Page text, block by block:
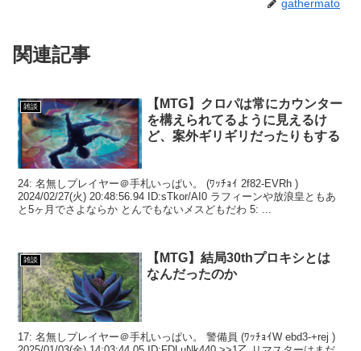
gathermato
関連記事
雑談
【MTG】クロパは常にカウンター
を構えられてるように見えるけ
ど、案外ギリギリだったりもする
24: 名無しプレイヤー＠手札いっぱい。 (ﾜｯﾁｮｲ 2f82-EVRh )
2024/02/27(火) 20:48:56.94 ID:sTkor/AI0 ラフィーンや放浪皇ともあ
と5ヶ月でさよならか とんでもないメスどもだわ 5: ...
雑談
【MTG】結局30thプロキシとは
なんだったのか
17: 名無しプレイヤー＠手札いっぱい。 警備員 (ﾜｯﾁｮｲW ebd3-+rej )